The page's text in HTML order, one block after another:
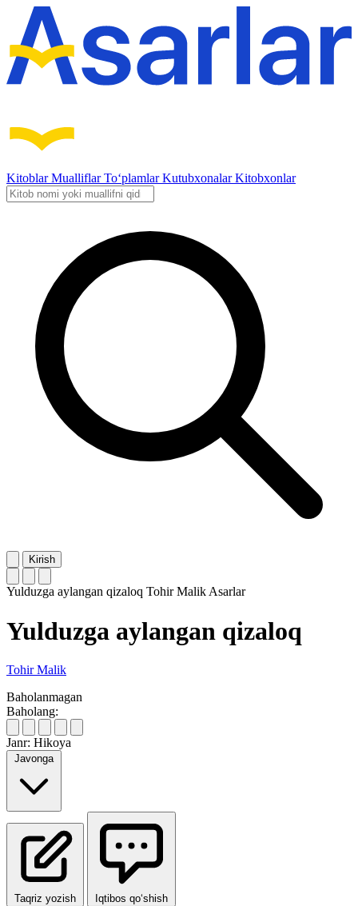
KitoblarMualliflarTo‘plamlarKutubxonalarKitobxonlar
Kirish
Yulduzga aylangan qizaloq Tohir MalikAsarlar
Yulduzga aylangan qizaloq
Tohir Malik
Baholanmagan
Baholang:
Janr: Hikoya
Javonga
Taqriz yozish Iqtibos qo‘shish